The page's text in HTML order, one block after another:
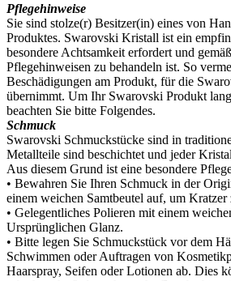
Pflegehinweise
Sie sind stolze(r) Besitzer(in) eines von
Produktes. Swarovski Kristall ist ein
besondere Achtsamkeit erfordert und
Pflegehinweisen zu behandeln ist. So
Beschädigungen am Produkt, für die
übernimmt. Um Ihr Swarovski Produkt
beachten Sie bitte Folgendes.
Schmuck
Swarovski Schmuckstücke sind in
Metallteile sind beschichtet und jeder
Aus diesem Grund ist eine besondere
• Bewahren Sie Ihren Schmuck in der
einem weichen Samtbeutel auf, um Kratzer
• Gelegentliches Polieren mit einem
Ursprünglichen Glanz.
• Bitte legen Sie Schmuckstück vor dem
Schwimmen oder Auftragen von
Haarspray, Seifen oder Lotionen ab. Dies